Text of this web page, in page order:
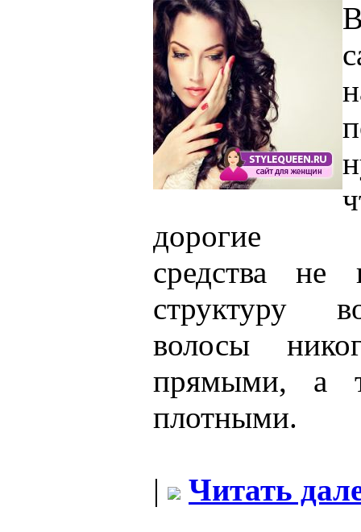
дорогие
средства не
структуру
волосы
прямыми, а
плотными.
| Читать